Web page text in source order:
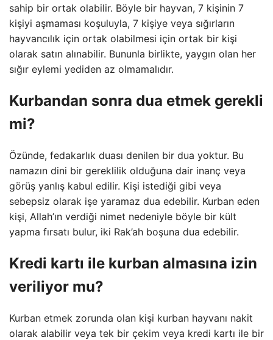
sahip bir ortak olabilir. Böyle bir hayvan, 7 kişinin 7
kişiyi aşmaması koşuluyla, 7 kişiye veya sığırların
hayvancılık için ortak olabilmesi için ortak bir kişi
olarak satın alınabilir. Bununla birlikte, yaygın olan her
sığır eylemi yediden az olmamalıdır.
Kurbandan sonra dua etmek gerekli
mi?
Özünde, fedakarlık duası denilen bir dua yoktur. Bu
namazın dini bir gereklilik olduğuna dair inanç veya
görüş yanlış kabul edilir. Kişi istediği gibi veya
sebepsiz olarak işe yaramaz dua edebilir. Kurban eden
kişi, Allah’ın verdiği nimet nedeniyle böyle bir kült
yapma fırsatı bulur, iki Rak’ah boşuna dua edebilir.
Kredi kartı ile kurban almasına izin
veriliyor mu?
Kurban etmek zorunda olan kişi kurban hayvanı nakit
olarak alabilir veya tek bir çekim veya kredi kartı ile bir